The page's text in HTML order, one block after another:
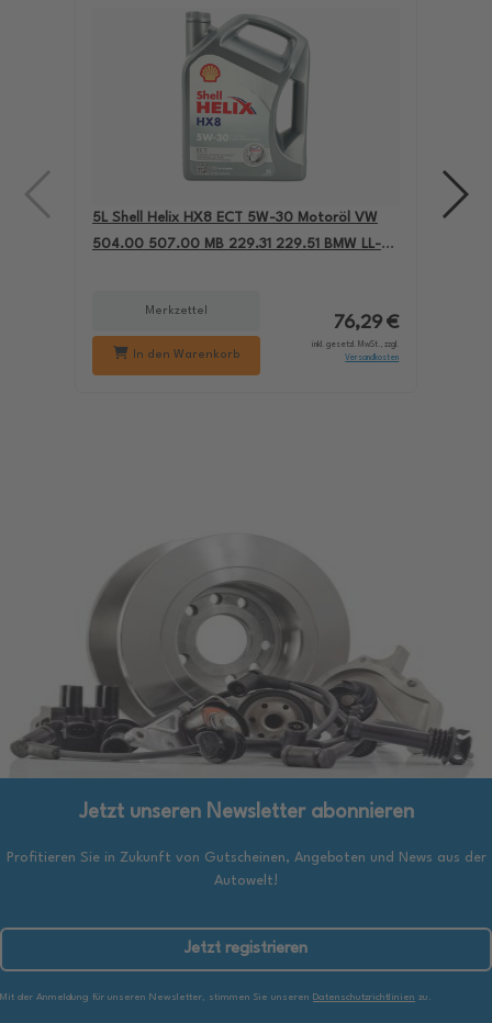
5L Shell Helix HX8 ECT 5W-30 Motoröl VW
504.00 507.00 MB 229.31 229.51 BMW LL-04
Merkzettel
In den Warenkorb
76,29 €
inkl. gesetzl. MwSt., zzgl.
Versandkosten
Jetzt unseren Newsletter abonnieren
Profitieren Sie in Zukunft von Gutscheinen, Angeboten und News aus der
Autowelt!
Jetzt registrieren
Mit der Anmeldung für unseren Newsletter, stimmen Sie unseren Datenschutzrichtlinien zu.